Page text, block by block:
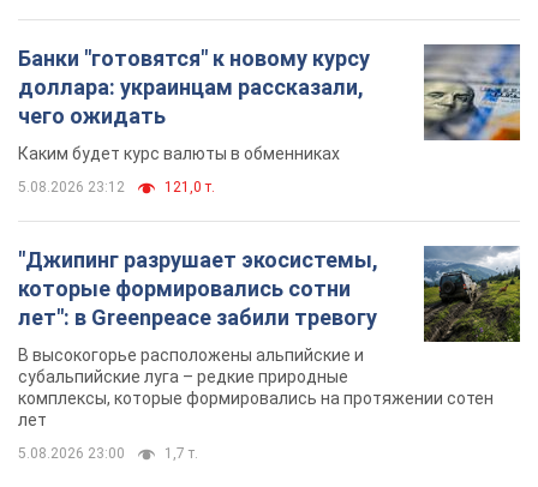
"Джипинг разрушает экосистемы,
которые формировались сотни
лет": в Greenpeace забили тревогу
В высокогорье расположены альпийские и
комплексы, которые формировались на протяжении сотен
лет